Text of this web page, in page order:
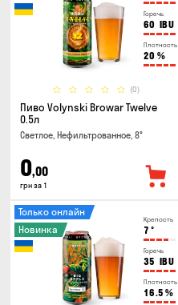
Горечь
60 IBU
Плотность
20 %
(0)
Пиво Volynski Browar Twelve
0.5л
Светлое, Нефильтрованное, 8°
0,00
грн за 1
Крепость
7 °
Горечь
35 IBU
Плотность
16.5 %
Только онлайн
Новинка